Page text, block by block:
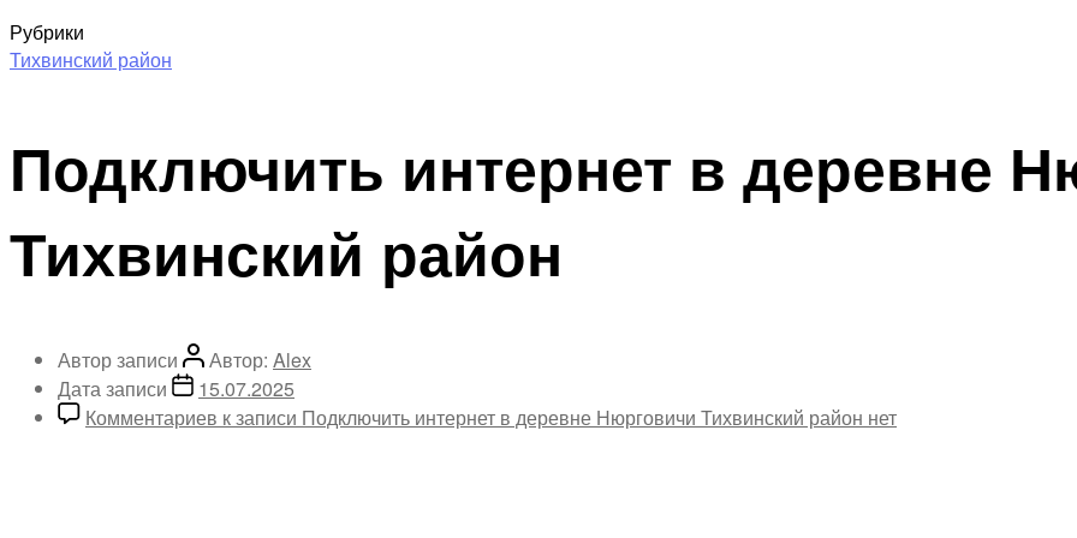
Рубрики
Тихвинский район
Подключить интернет в деревне
Тихвинский район
Автор записи Автор: Alex
Дата записи
15.07.2025
Комментариев к записи Подключить интернет в деревне Нюрговичи Тихвинский район нет